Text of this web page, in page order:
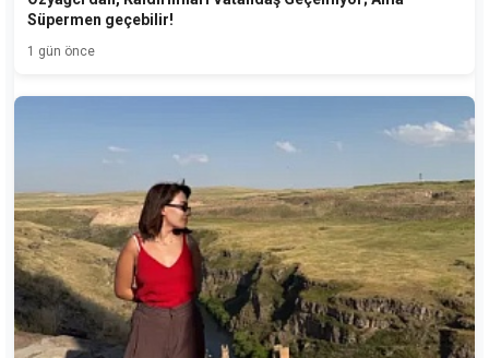
Süpermen geçebilir!
1 gün önce